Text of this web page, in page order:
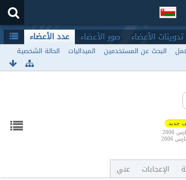
تدوينات الأعضاء صور الأعضاء عدد الأعضاء
البحث عن المستخدمين الميداليات الحالة الشخصية
جديد
الإعجابات عني